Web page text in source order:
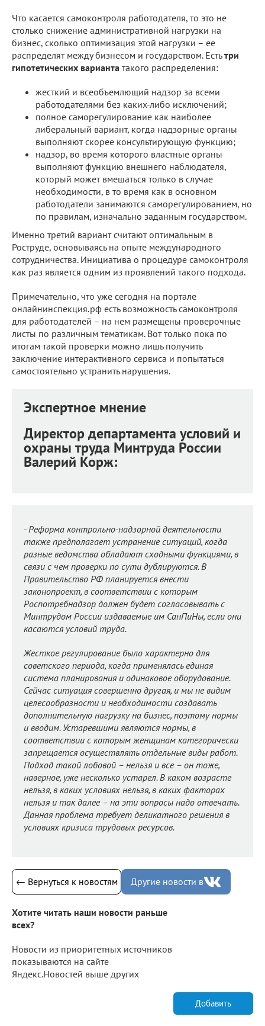
Что касается самоконтроля работодателя, то это не
столько снижение административной нагрузки на
бизнес, сколько оптимизация этой нагрузки – ее
распределят между бизнесом и государством. Естьтри
гипотетических варианта такого распределения:
жесткий и всеобъемлющий надзор за всеми
работодателями без каких-либо исключений;
полное саморегулирование как наиболее
либеральный вариант, когда надзорные органы
выполняют скорее консультирующую функцию;
надзор, во время которого властные органы
выполняют функцию внешнего наблюдателя,
который может вмешаться только в случае
необходимости, в то время как в основном
работодатели занимаются саморегулированием, но
по правилам, изначально заданным государством.
Именно третий вариант считают оптимальным в
Роструде, основываясь на опыте международного
сотрудничества. Инициатива о процедуре самоконтроля
как раз является одним из проявлений такого подхода.
Примечательно, что уже сегодня на портале
онлайнинспекция.рф есть возможность самоконтроля
для работодателей – на нем размещены проверочные
листы по различным тематикам. Вот только пока по
итогам такой проверки можно лишь получить
заключение интерактивного сервиса и попытаться
самостоятельно устранить нарушения.
Экспертное мнение
Директор департамента условий и
охраны труда Минтруда России
Валерий Корж:
- Реформа контрольно-надзорной деятельности
также предполагает устранение ситуаций, когда
разные ведомства обладают сходными функциями, в
связи с чем проверки по сути дублируются. В
Правительство РФ планируется внести
законопроект, в соответствии с которым
Роспотребнадзор должен будет согласовывать с
Минтрудом России издаваемые им СанПиНы, если они
касаются условий труда.
Жесткое регулирование было характерно для
советского периода, когда применялась единая
система планирования и одинаковое оборудование.
Сейчас ситуация совершенно другая, и мы не видим
целесообразности и необходимости создавать
дополнительную нагрузку на бизнес, поэтому нормы
и вводим. Устаревшими являются нормы, в
соответствии с которым женщинам категорически
запрещается осуществлять отдельные виды работ.
Подход такой лобовой – нельзя и все – он тоже,
наверное, уже несколько устарел. В каком возрасте
нельзя, в каких условиях нельзя, в каких факторах
нельзя и так далее – на эти вопросы надо отвечать.
Данная проблема требует деликатного решения в
условиях кризиса трудовых ресурсов.
← Вернуться к новостям Другие новости в
Хотите читать наши новости раньше
всех?
Новости из приоритетных источников
показываются на сайте
Яндекс.Новостей выше других
Добавить